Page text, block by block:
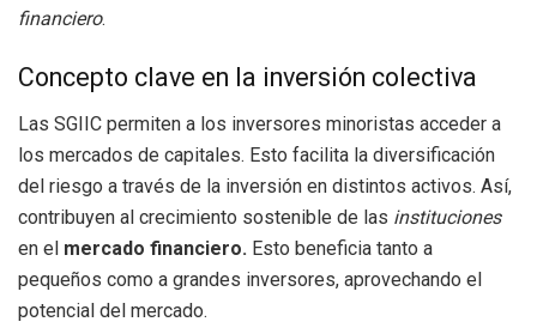
financiero.
Concepto clave en la inversión colectiva
Las SGIIC permiten a los inversores minoristas acceder a
los mercados de capitales. Esto facilita la diversificación
del riesgo a través de la inversión en distintos activos. Así,
contribuyen al crecimiento sostenible de las instituciones
en el mercado financiero. Esto beneficia tanto a
pequeños como a grandes inversores, aprovechando el
potencial del mercado.